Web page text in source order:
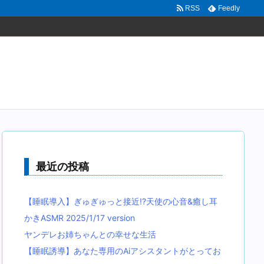
RSS Feedly
最近の投稿
【睡眠導入】ぎゅぎゅっと接近!?天使の心音&癒し耳
かきASMR 2025/1/17 version
ヤンデレお姉ちゃんとの幸せな生活
【睡眠誘導】あなた専用のAiアシスタントがとってお